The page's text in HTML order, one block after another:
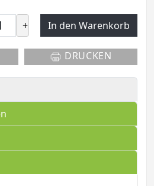
+ In den Warenkorb
DRUCKEN